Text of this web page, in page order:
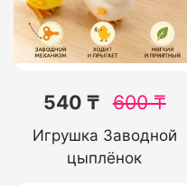
540 ₸ 600₸
Игрушка Заводной
цыплёнок